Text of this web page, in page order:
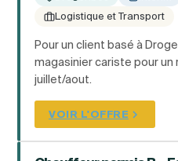
Logistique et Transport
Pour un client basé à
magasinier cariste pour
juillet/aout.
VOIR L'OFFRE